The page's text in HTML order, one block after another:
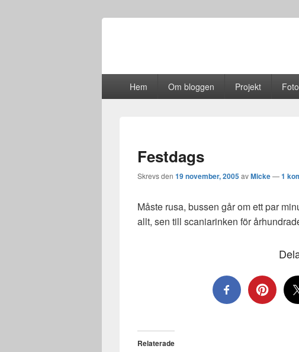
Hem Om bloggen Projekt
Festdags
Skrevs den 19 november, 2005avMicke—1
Måste rusa, bussen går om ett par
allt, sen till scaniarinken för
Relaterade